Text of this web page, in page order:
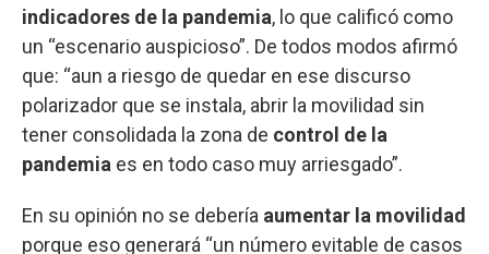
indicadores de la pandemia, lo que calificó como
un “escenario auspicioso”. De todos modos afirmó
que: “aun a riesgo de quedar en ese discurso
polarizador que se instala, abrir la movilidad sin
tener consolidada la zona de control de la
pandemia es en todo caso muy arriesgado”.
En su opinión no se debería aumentar la movilidad
porque eso generará “un número evitable de casos